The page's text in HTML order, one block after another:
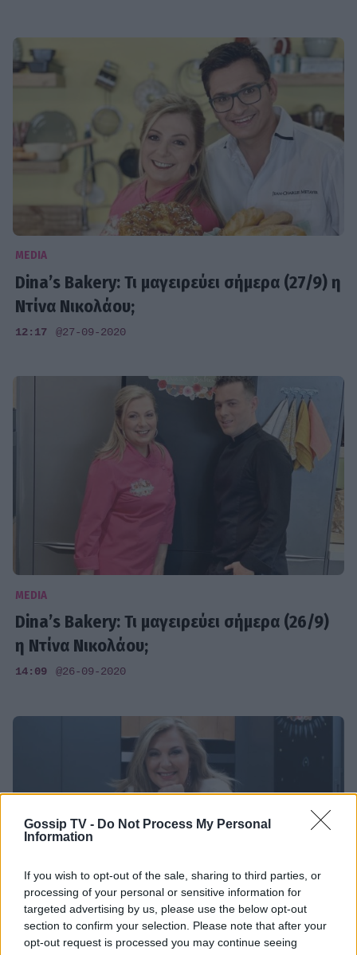
Gossip TV - Do Not Process My Personal
Information
If you wish to opt-out of the sale, sharing to third parties, or
processing of your personal or sensitive information for
targeted advertising by us, please use the below opt-out
section to confirm your selection. Please note that after your
opt-out request is processed you may continue seeing
MEDIA
Dina’s Bakery: Τι μαγειρεύει σήμερα (27/9) η
Ντίνα Νικολάου;
12:17 @27-09-2020
MEDIA
Dina’s Bakery: Τι μαγειρεύει σήμερα (26/9)
η Ντίνα Νικολάου;
14:09 @26-09-2020
MEDIA